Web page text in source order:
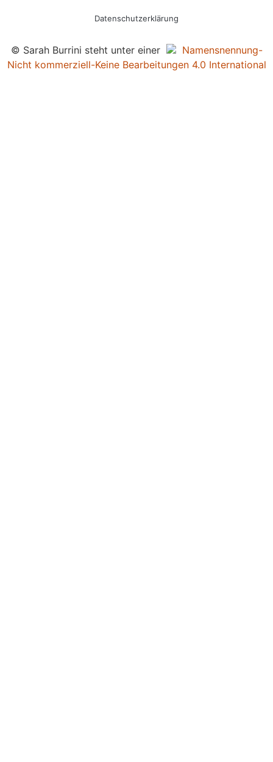
Datenschutzerklärung
© Sarah Burrini steht unter einer
Namensnennung-
Nicht kommerziell-Keine Bearbeitungen 4.0 International